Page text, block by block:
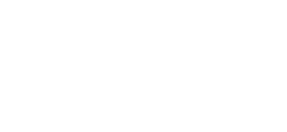
: four et plaques électriques, grand
manger attenante peut accueillir